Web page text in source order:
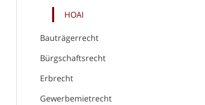
HOAI
Bauträgerrecht
Bürgschaftsrecht
Erbrecht
Gewerbemietrecht